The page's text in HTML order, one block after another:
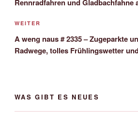
Rennradfahren und Gladbachfahne
Nächster
Beitrag
WEITER
A weng naus # 2335 – Zugeparkte
Radwege, tolles Frühlingswetter
WAS GIBT ES NEUES